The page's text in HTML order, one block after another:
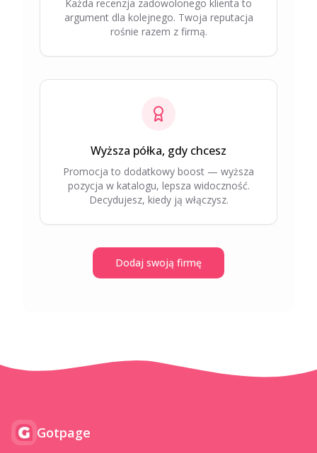
Każda recenzja zadowolonego klienta to
argument dla kolejnego. Twoja reputacja
rośnie razem z firmą.
Wyższa półka, gdy chcesz
Promocja to dodatkowy boost — wyższa
pozycja w katalogu, lepsza widoczność.
Decydujesz, kiedy ją włączysz.
Dodaj swoją firmę
Gotpage